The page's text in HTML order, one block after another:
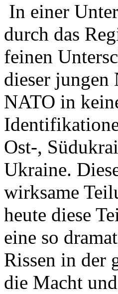
In einer
durch das
feinen
dieser
NATO in
Ost-,
Ukraine.
wirksame
heute diese
eine so
Rissen in der
die Macht